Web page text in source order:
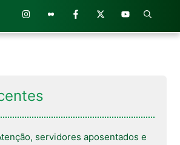
servidores aposentados e